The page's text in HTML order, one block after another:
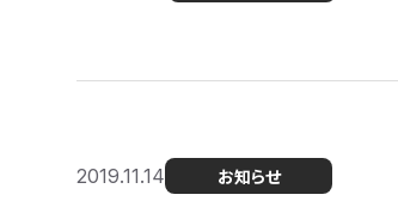
2019.11.14 お知らせ